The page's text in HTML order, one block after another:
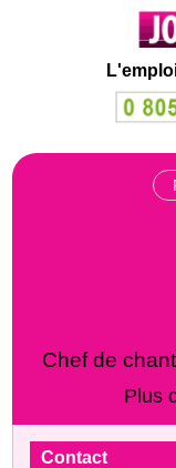
Chef de
Plus
Contact